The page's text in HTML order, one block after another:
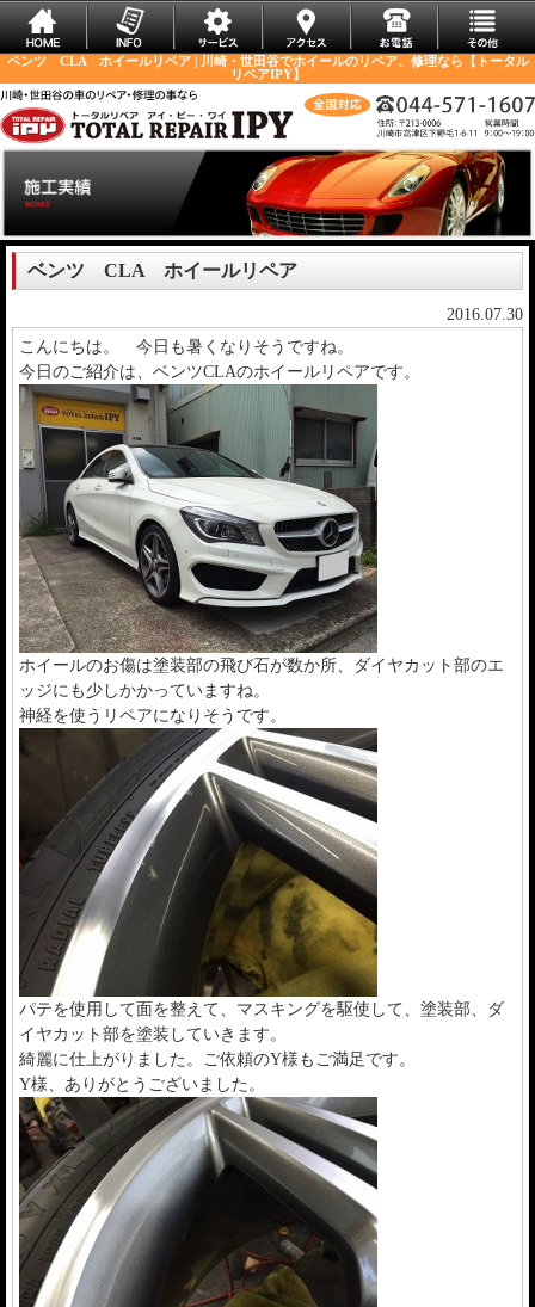
ベンツ CLA ホイールリペア | 川崎・世田谷でホイールのリペア、修理なら【トータル
リペアIPY】
ベンツ CLA ホイールリペア
2016.07.30
こんにちは。 今日も暑くなりそうですね。
今日のご紹介は、ベンツCLAのホイールリペアです。
ホイールのお傷は塗装部の飛び石が数か所、ダイヤカット部のエ
ッジにも少しかかっていますね。
神経を使うリペアになりそうです。
パテを使用して面を整えて、マスキングを駆使して、塗装部、ダ
イヤカット部を塗装していきます。
綺麗に仕上がりました。ご依頼のY様もご満足です。
Y様、ありがとうございました。